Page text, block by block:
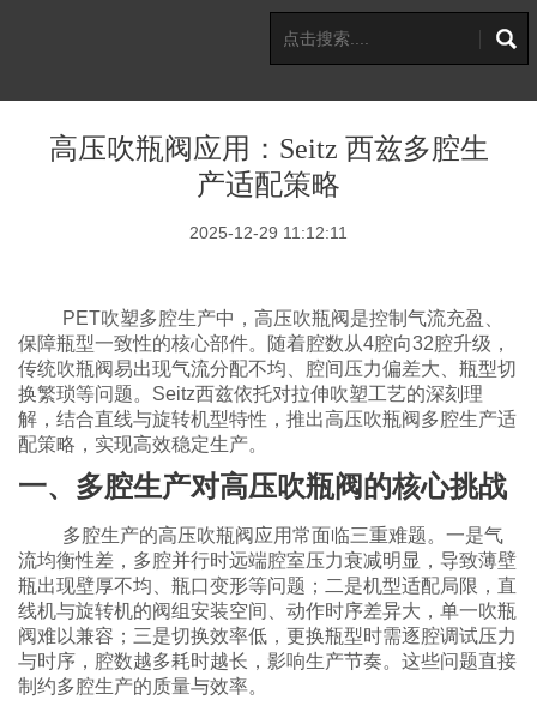
高压吹瓶阀应用：Seitz 西兹多腔生
产适配策略
2025-12-29 11:12:11
PET吹塑多腔生产中，高压吹瓶阀是控制气流充盈、
保障瓶型一致性的核心部件。随着腔数从4腔向32腔升级，
传统吹瓶阀易出现气流分配不均、腔间压力偏差大、瓶型切
换繁琐等问题。Seitz西兹依托对拉伸吹塑工艺的深刻理
解，结合直线与旋转机型特性，推出高压吹瓶阀多腔生产适
配策略，实现高效稳定生产。
一、多腔生产对高压吹瓶阀的核心挑战
多腔生产的高压吹瓶阀应用常面临三重难题。一是气
流均衡性差，多腔并行时远端腔室压力衰减明显，导致薄壁
瓶出现壁厚不均、瓶口变形等问题；二是机型适配局限，直
线机与旋转机的阀组安装空间、动作时序差异大，单一吹瓶
阀难以兼容；三是切换效率低，更换瓶型时需逐腔调试压力
与时序，腔数越多耗时越长，影响生产节奏。这些问题直接
制约多腔生产的质量与效率。